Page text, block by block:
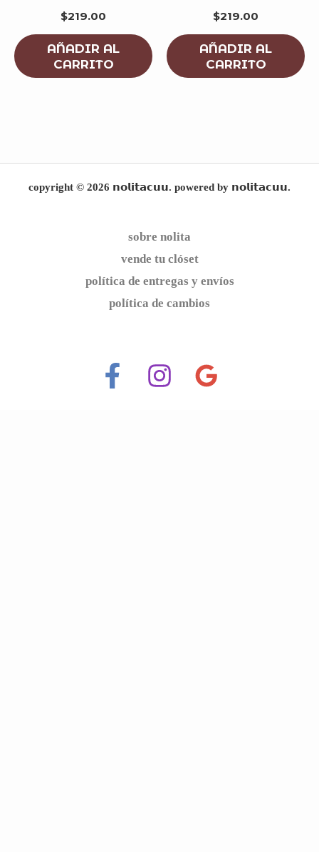
$219.00
AÑADIR AL
CARRITO
$219.00
AÑADIR AL
CARRITO
copyright © 2026 𝗻𝗼𝗹𝗶𝘁𝗮𝗰𝘂𝘂. powered by 𝗻𝗼𝗹𝗶𝘁𝗮𝗰𝘂𝘂.
sobre nolita
vende tu clóset
política de entregas y envíos
política de cambios